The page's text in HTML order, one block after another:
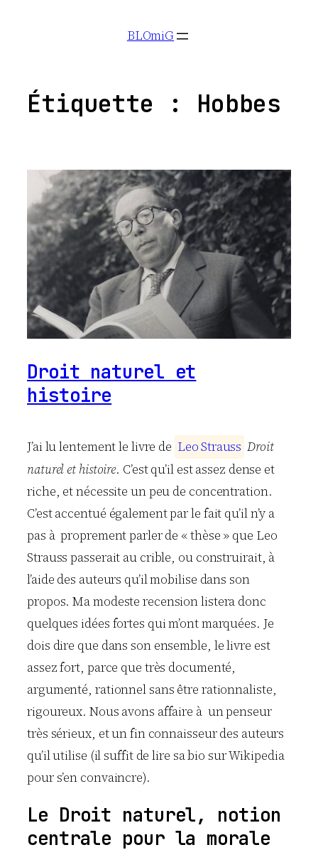
BLOmiG
Étiquette : Hobbes
Droit naturel et
histoire
J’ai lu lentement le livre de LeoStrauss Droit
naturel et histoire. C’est qu’il est assez dense et
riche, et nécessite un peu de concentration.
C’est accentué également par le fait qu’il n’y a
pas à proprement parler de « thèse » que Leo
Strauss passerait au crible, ou construirait, à
l’aide des auteurs qu’il mobilise dans son
propos. Ma modeste recension listera donc
quelques idées fortes qui m’ont marquées. Je
dois dire que dans son ensemble, le livre est
assez fort, parce que très documenté,
argumenté, rationnel sans être rationnaliste,
rigoureux. Nous avons affaire à un penseur
très sérieux, et un fin connaisseur des auteurs
qu’il utilise (il suffit de lire sa bio sur Wikipedia
pour s’en convaincre).
Le Droit naturel, notion
centrale pour la morale